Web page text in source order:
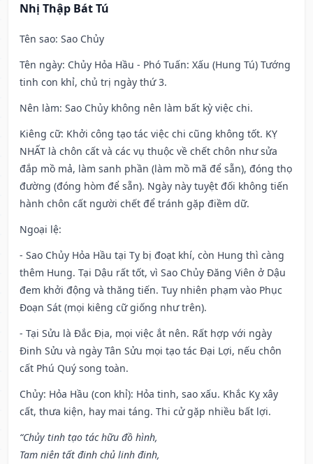
Nhị Thập Bát Tú
Tên sao: Sao Chủy
Tên ngày: Chủy Hỏa Hầu - Phó Tuấn: Xấu (Hung Tú) Tướng
tinh con khỉ, chủ trị ngày thứ 3.
Nên làm: Sao Chủy không nên làm bất kỳ việc chi.
Kiêng cữ: Khởi công tạo tác việc chi cũng không tốt. KỴ
NHẤT là chôn cất và các vụ thuộc về chết chôn như sửa
đắp mồ mả, làm sanh phần (làm mồ mã để sẵn), đóng thọ
đường (đóng hòm để sẵn). Ngày này tuyệt đối không tiến
hành chôn cất người chết để tránh gặp điềm dữ.
Ngoại lệ:
- Sao Chủy Hỏa Hầu tại Tỵ bị đoạt khí, còn Hung thì càng
thêm Hung. Tại Dậu rất tốt, vì Sao Chủy Đăng Viên ở Dậu
đem khởi động và thăng tiến. Tuy nhiên phạm vào Phục
Đoạn Sát (mọi kiêng cữ giống như trên).
- Tại Sửu là Đắc Địa, mọi việc ắt nên. Rất hợp với ngày
Đinh Sửu và ngày Tân Sửu mọi tạo tác Đại Lợi, nếu chôn
cất Phú Quý song toàn.
Chủy: Hỏa Hầu (con khỉ): Hỏa tinh, sao xấu. Khắc Kỵ xây
cất, thưa kiện, hay mai táng. Thi cử gặp nhiều bất lợi.
“Chủy tinh tạo tác hữu đồ hình,
Tam niên tất đinh chủ linh đinh,